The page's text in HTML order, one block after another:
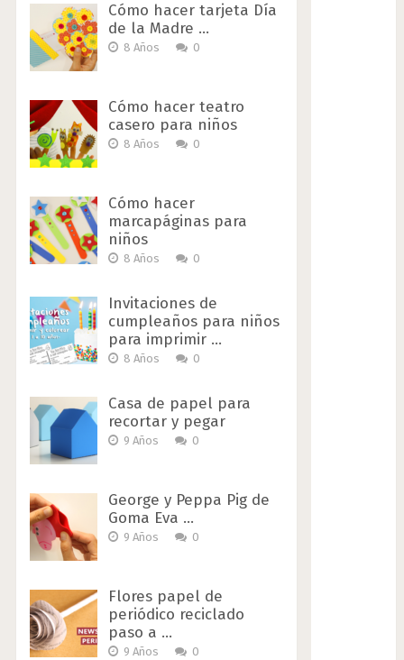
Cómo hacer tarjeta Día
de la Madre …
8 Años 0
Cómo hacer teatro
casero para niños
8 Años 0
Cómo hacer
marcapáginas para
niños
8 Años 0
Invitaciones de
cumpleaños para niños
para imprimir …
8 Años 0
Casa de papel para
recortar y pegar
9 Años 0
George y Peppa Pig de
Goma Eva …
9 Años 0
Flores papel de
periódico reciclado
paso a …
9 Años 0